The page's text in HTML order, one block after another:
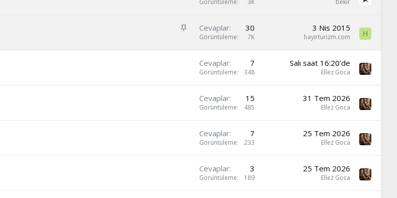
i
Görüntüleme 3K bekir
S
Cevaplar 30
Görüntüleme 7K
3 Nis 2015
hayirturizm.com H
Cevaplar 7
Görüntüleme 348
Salı saat 16:20'de
Ellez Goca
Cevaplar 15
Görüntüleme 485
31 Tem 2026
Ellez Goca
Cevaplar 7
Görüntüleme 233
25 Tem 2026
Ellez Goca
Cevaplar 3
Görüntüleme 189
25 Tem 2026
Ellez Goca